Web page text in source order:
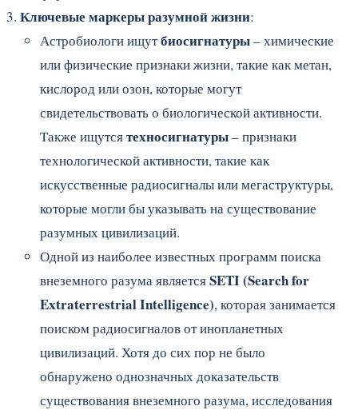
Ключевые маркеры разумной жизни:
Астробиологи ищутбиосигнатуры– химические
или физические признаки жизни, такие как метан,
кислород или озон, которые могут
свидетельствовать о биологической активности.
Также ищутсятехносигнатуры– признаки
технологической активности, такие как
искусственные радиосигналы или мегаструктуры,
которые могли бы указывать на существование
разумных цивилизаций.
Одной из наиболее известных программ поиска
внеземного разума являетсяSETI (Search for
Extraterrestrial Intelligence), которая занимается
поиском радиосигналов от инопланетных
цивилизаций. Хотя до сих пор не было
обнаружено однозначных доказательств
существования внеземного разума, исследования